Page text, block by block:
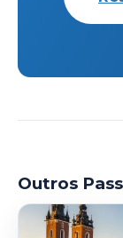
Outros